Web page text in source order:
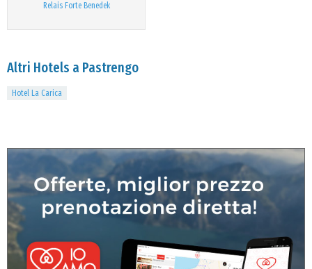
Relais Forte Benedek
Altri Hotels a Pastrengo
Hotel La Carica